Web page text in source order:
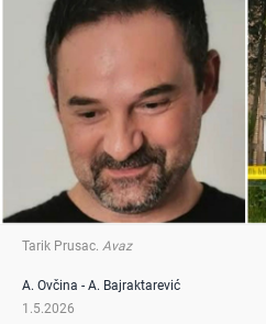
Tarik Prusac. Avaz
A. Ovčina - A. Bajraktarević
1.5.2026